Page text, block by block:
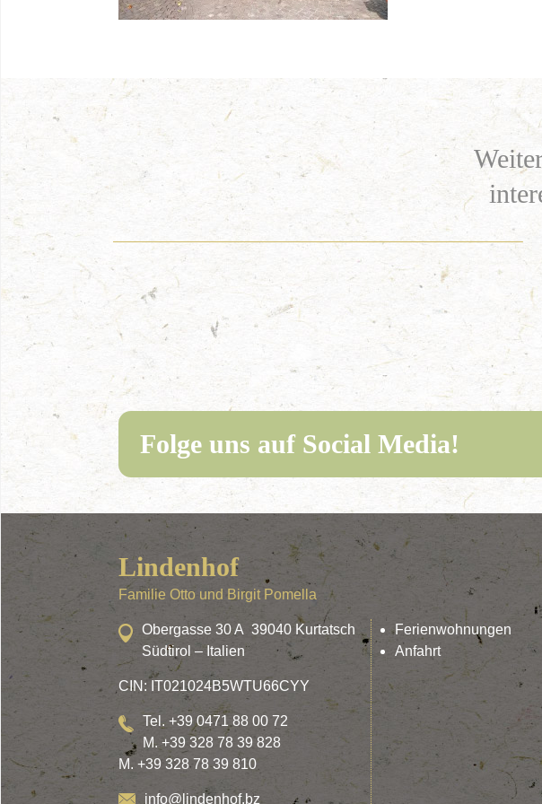
Folge uns auf Social Media!
Lindenhof
Familie Otto und Birgit Pomella
Obergasse 30 A 39040 Kurtatsch
Südtirol – Italien
CIN: IT021024B5WTU66CYY
Tel. +39 0471 88 00 72
M. +39 328 78 39 828
M. +39 328 78 39 810
info@lindenhof.bz
Ferienwohnungen
Anfahrt